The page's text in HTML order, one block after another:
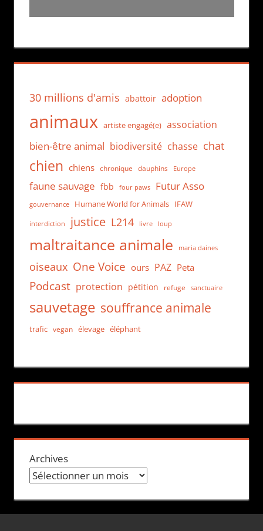
30 millions d'amis abattoir adoption
animaux artiste engagé(e) association
bien-être animal biodiversité chasse chat
chien chiens chronique dauphins Europe
faune sauvage fbb four paws Futur Asso
gouvernance Humane World for Animals IFAW
interdiction justice L214 livre loup
maltraitance animale maria daines
oiseaux One Voice ours PAZ Peta
Podcast protection pétition refuge sanctuaire
sauvetage souffrance animale
trafic vegan élevage éléphant
Archives